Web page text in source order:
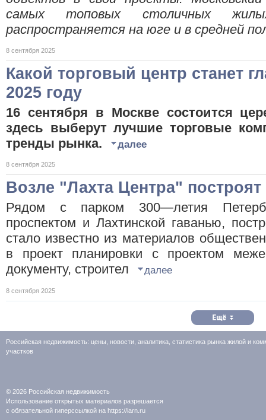
самых топовых столичных
распространяется на юге и в средней
8 сентября 2025
Какой торговый центр станет
2025 году
16 сентября в Москве состоится
здесь выберут лучшие торговые
тренды рынка.
далее
8 сентября 2025
Возле "Лахта Центра"
Рядом с парком 300—летия
проспектом и Лахтинской гаванью,
стало известно из материалов
в проект планировки с проектом
документу, строител
далее
8 сентября 2025
Российская недвижимость: цены, новости, аналитика, статистика рынка жилой и
участков
© 2026 Российская недвижимость
Использование открытых материалов разрешается
с обязательной гиперссылкой на https://iarn.ru